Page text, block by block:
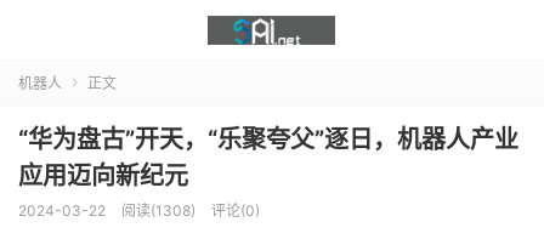
机器人  正文
“华为盘古”开天，“乐聚夸父”逐日，机器人产业
应用迈向新纪元
2024-03-22 阅读(1308) 评论(0)